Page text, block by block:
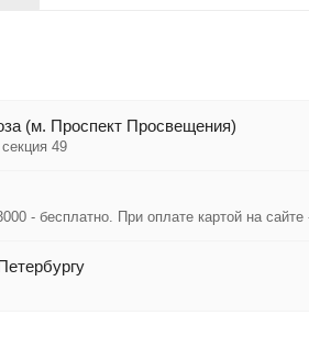
(м. Проспект Просвещения)
49
- бесплатно. При оплате картой на сайте